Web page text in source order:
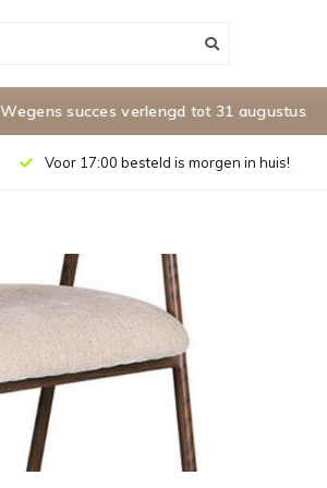
succes verlengd tot 31 augustus
Voor 17:00 besteld is morgen in huis!